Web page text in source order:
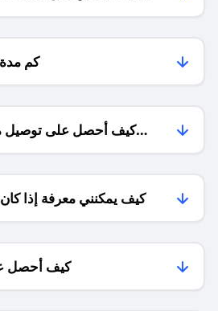
كم
كيف أحصل على توصيل
كيف يمكنني معرفة إذا
كيف أحصل